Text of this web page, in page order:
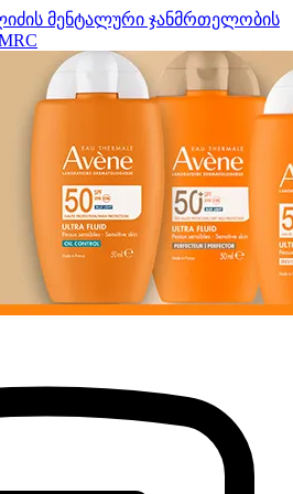
მენტალური ჯანმრთელობის